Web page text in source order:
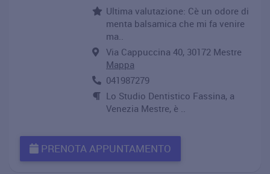
Ultima valutazione: Cè un odore di
menta balsamica che mi fa venire
ma..
Via Cappuccina 40, 30172 Mestre
Mappa
041987279
Lo Studio Dentistico Fassina, a
Venezia Mestre, è ..
PRENOTA APPUNTAMENTO